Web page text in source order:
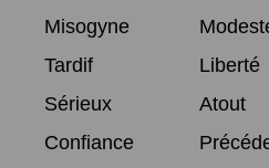
Misogyne
Tardif
Liberté
Sérieux
Atout
Confiance